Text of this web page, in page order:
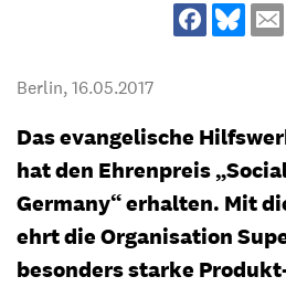
Berlin,16.05.2017
Das evangelische
hat den Ehrenpreis
Germany“ erhalten. Mit
ehrt die Organisation
besonders starke